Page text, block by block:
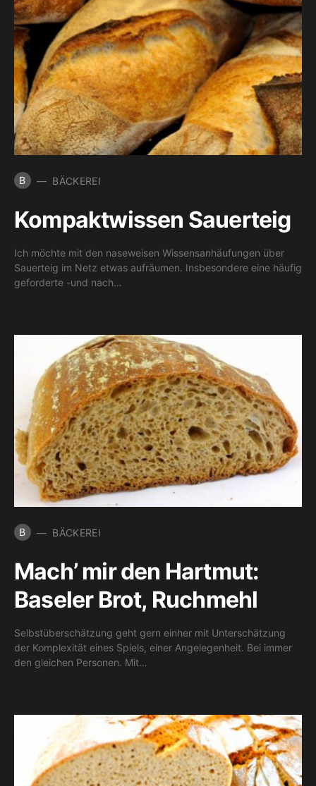
B BÄCKEREI
Kompaktwissen Sauerteig
Ich möchte mit den naseweisen Wissensanhäufungen über
Sauerteig im Netz etwas aufräumen. Insbesondere eine häufig
geforderte -und nach…
B BÄCKEREI
Mach’ mir den Hartmut:
Baseler Brot, Ruchmehl
Selbstüberschätzung geht gern einher mit Unterschätzung
der Komplexität eines Spiels, einer Angelegenheit. Bei immer
den gleichen Personen. Mit…